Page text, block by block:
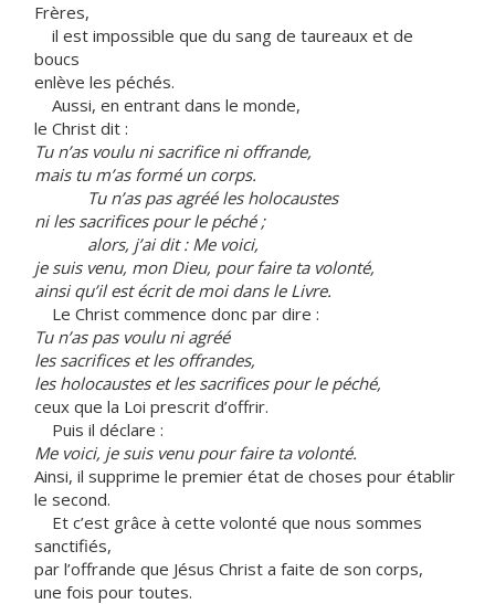
Frères,
il est impossible que du sang de taureaux et de
boucs
enlève les péchés.
Aussi, en entrant dans le monde,
le Christ dit :
Tu n’as voulu ni sacrifice ni offrande,
mais tu m’as formé un corps.
Tu n’as pas agréé les holocaustes
ni les sacrifices pour le péché ;
alors, j’ai dit : Me voici,
je suis venu, mon Dieu, pour faire ta volonté,
ainsi qu’il est écrit de moi dans le Livre.
Le Christ commence donc par dire :
Tu n’as pas voulu ni agréé
les sacrifices et les offrandes,
les holocaustes et les sacrifices pour le péché,
ceux que la Loi prescrit d’offrir.
Puis il déclare :
Me voici, je suis venu pour faire ta volonté.
Ainsi, il supprime le premier état de choses pour établir
le second.
Et c’est grâce à cette volonté que nous sommes
sanctifiés,
par l’offrande que Jésus Christ a faite de son corps,
une fois pour toutes.